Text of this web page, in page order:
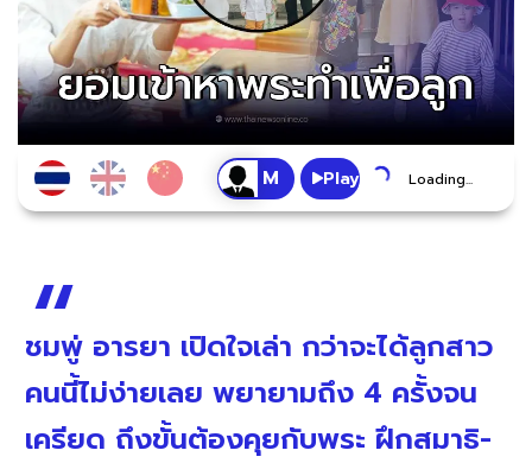
Play Loading...
ชมพู่ อารยา เปิดใจเล่า กว่าจะได้ลูกสาว
คนนี้ไม่ง่ายเลย พยายามถึง 4 ครั้งจน
เครียด ถึงขั้นต้องคุยกับพระ ฝึกสมาธิ-